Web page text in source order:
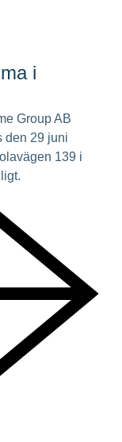
i
Group AB
den 29 juni
139 i